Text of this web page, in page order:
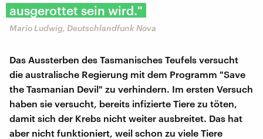
ausgerottet sein wird."
Mario Ludwig, Deutschlandfunk Nova
Das Aussterben des Tasmanisches Teufels versucht
die australische Regierung mit dem Programm "Save
the Tasmanian Devil" zu verhindern. Im ersten Versuch
haben sie versucht, bereits infizierte Tiere zu töten,
damit sich der Krebs nicht weiter ausbreitet. Das hat
aber nicht funktioniert, weil schon zu viele Tiere